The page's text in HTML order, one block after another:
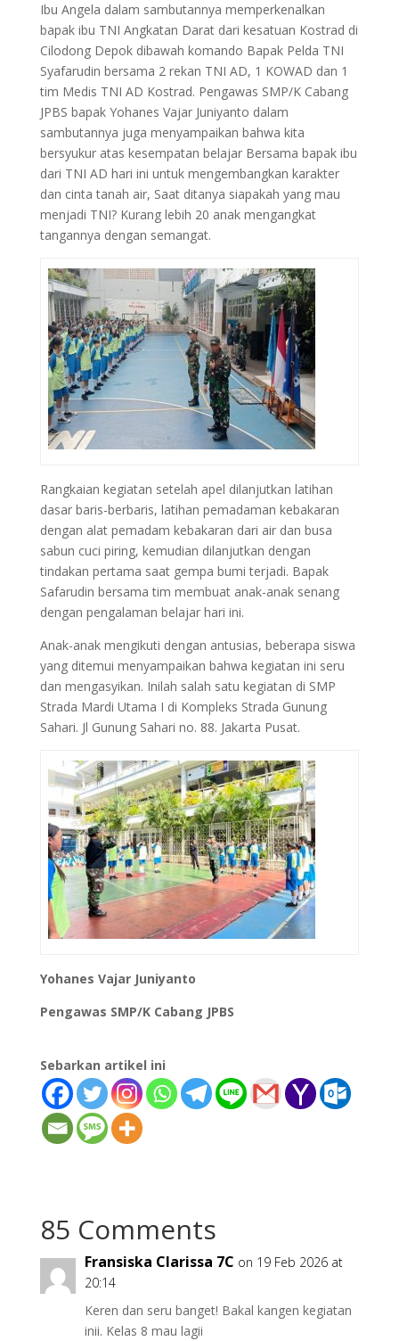
Ibu Angela dalam sambutannya memperkenalkan
bapak ibu TNI Angkatan Darat dari kesatuan Kostrad di
Cilodong Depok dibawah komando Bapak Pelda TNI
Syafarudin bersama 2 rekan TNI AD, 1 KOWAD dan 1
tim Medis TNI AD Kostrad. Pengawas SMP/K Cabang
JPBS bapak Yohanes Vajar Juniyanto dalam
sambutannya juga menyampaikan bahwa kita
bersyukur atas kesempatan belajar Bersama bapak ibu
dari TNI AD hari ini untuk mengembangkan karakter
dan cinta tanah air, Saat ditanya siapakah yang mau
menjadi TNI? Kurang lebih 20 anak mengangkat
tangannya dengan semangat.
Rangkaian kegiatan setelah apel dilanjutkan latihan
dasar baris-berbaris, latihan pemadaman kebakaran
dengan alat pemadam kebakaran dari air dan busa
sabun cuci piring, kemudian dilanjutkan dengan
tindakan pertama saat gempa bumi terjadi. Bapak
Safarudin bersama tim membuat anak-anak senang
dengan pengalaman belajar hari ini.
Anak-anak mengikuti dengan antusias, beberapa siswa
yang ditemui menyampaikan bahwa kegiatan ini seru
dan mengasyikan. Inilah salah satu kegiatan di SMP
Strada Mardi Utama I di Kompleks Strada Gunung
Sahari. Jl Gunung Sahari no. 88. Jakarta Pusat.
Yohanes Vajar Juniyanto
Pengawas SMP/K Cabang JPBS
Sebarkan artikel ini
85 Comments
Fransiska Clarissa 7C on 19 Feb 2026 at
20:14
Keren dan seru banget! Bakal kangen kegiatan
inii. Kelas 8 mau lagii